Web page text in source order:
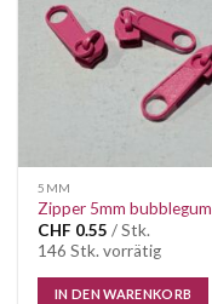
5MM
Zipper 5mm bubblegum
CHF 0.55 / Stk.
146 Stk. vorrätig
IN DEN WARENKORB